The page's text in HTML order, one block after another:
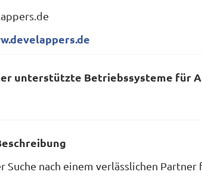
unterstützte Betriebssysteme für
Suche nach einem verlässlichen